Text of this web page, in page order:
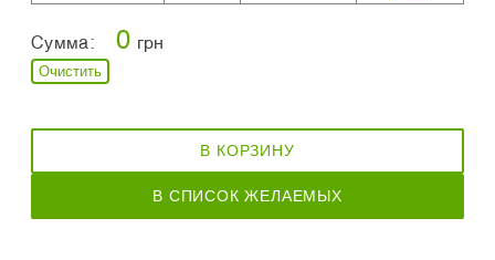
Сумма: 0 грн
Очистить
В КОРЗИНУ
В СПИСОК ЖЕЛАЕМЫХ